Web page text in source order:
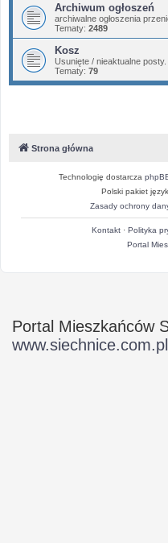
Archiwum ogłoszeń
archiwalne ogłoszenia
Tematy: 2489
Kosz
Usunięte / nieaktualne posty.
Tematy: 79
Strona główna
Technologię dostarcza
Polski pakiet
Zasady ochrony
Kontakt· Polityka
Portal
Portal Mieszkańców
www.siechnice.com.pl